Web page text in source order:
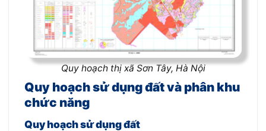
Quy hoạch thị xã Sơn Tây, Hà Nội
Quy hoạch sử dụng đất và phân khu
chức năng
Quy hoạch sử dụng đất